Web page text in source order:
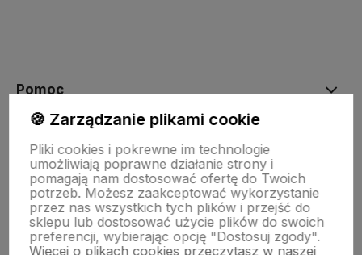
Pomoc
Moje konto
Płatności i dostawa
🍪 Zarządzanie plikami cookie
Pliki cookies i pokrewne im technologie
umożliwiają poprawne działanie strony i
pomagają nam dostosować ofertę do Twoich
potrzeb. Możesz zaakceptować wykorzystanie
przez nas wszystkich tych plików i przejść do
sklepu lub dostosować użycie plików do swoich
preferencji, wybierając opcję "Dostosuj zgody".
Więcej o plikach cookies przeczytasz w naszej